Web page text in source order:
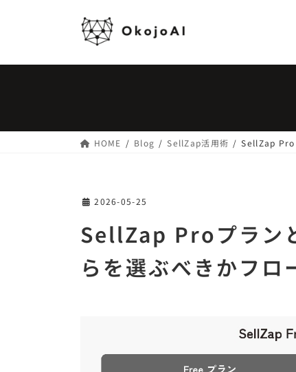
HOME Blog SellZap活用術 SellZap Pro
2026-05-25
SellZap Proプラン
らを選ぶべきかフロ